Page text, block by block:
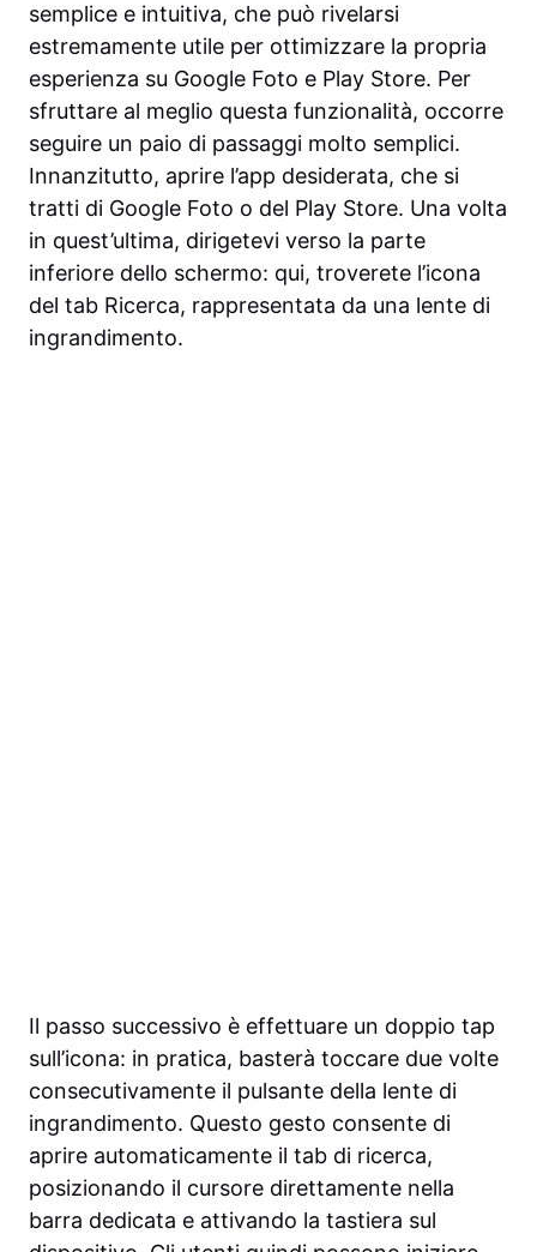
semplice e intuitiva, che può rivelarsi
estremamente utile per ottimizzare la propria
esperienza su Google Foto e Play Store. Per
sfruttare al meglio questa funzionalità, occorre
seguire un paio di passaggi molto semplici.
Innanzitutto, aprire l’app desiderata, che si
tratti di Google Foto o del Play Store. Una volta
in quest’ultima, dirigetevi verso la parte
inferiore dello schermo: qui, troverete l’icona
del tab Ricerca, rappresentata da una lente di
ingrandimento.
Il passo successivo è effettuare un doppio tap
sull’icona: in pratica, basterà toccare due volte
consecutivamente il pulsante della lente di
ingrandimento. Questo gesto consente di
aprire automaticamente il tab di ricerca,
posizionando il cursore direttamente nella
barra dedicata e attivando la tastiera sul